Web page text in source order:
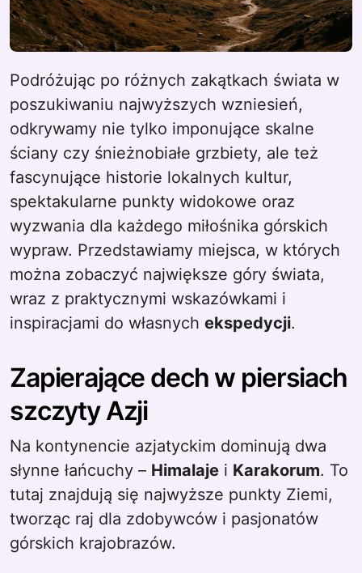
Podróżując po różnych zakątkach świata w
poszukiwaniu najwyższych wzniesień,
odkrywamy nie tylko imponujące skalne
ściany czy śnieżnobiałe grzbiety, ale też
fascynujące historie lokalnych kultur,
spektakularne punkty widokowe oraz
wyzwania dla każdego miłośnika górskich
wypraw. Przedstawiamy miejsca, w których
można zobaczyć największe góry świata,
wraz z praktycznymi wskazówkami i
inspiracjami do własnych ekspedycji.
Zapierające dech w piersiach
szczyty Azji
Na kontynencie azjatyckim dominują dwa
słynne łańcuchy – Himalaje i Karakorum. To
tutaj znajdują się najwyższe punkty Ziemi,
tworząc raj dla zdobywców i pasjonatów
górskich krajobrazów.